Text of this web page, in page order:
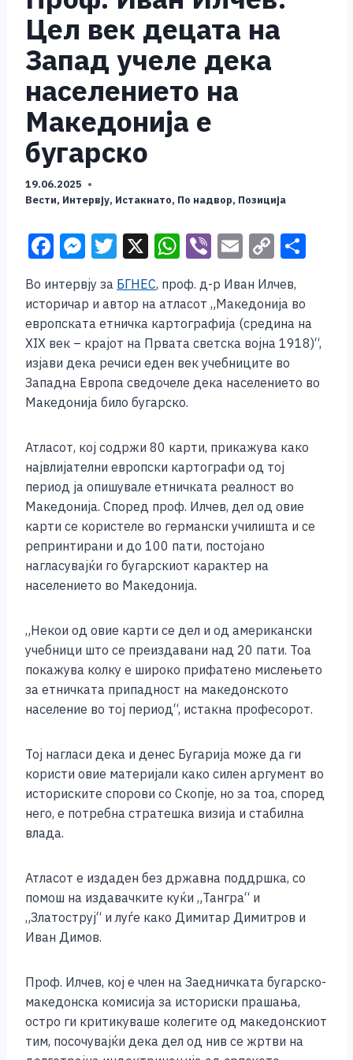
Цел век децата на
Запад учеле дека
населението на
Македонија е
бугарско
19.06.2025
Вести, Интервју, Истакнато, По надвор, Позиција
F
c
e
b
o
o
M
e
ss
e
n
g
er
T
wi
tt
er
X W
h
at
s
A
p
p
Vi
b
er
E
m
ai
l
C
p
y
Li
n
k
e
Во интервју за БГНЕС, проф. д-р Иван Илчев,
историчар и автор на атласот „Македонија во
европската етничка картографија (средина на
XIX век – крајот на Првата светска војна 1918)“,
изјави дека речиси еден век учебниците во
Западна Европа сведочеле дека населението во
Македонија било бугарско.
Атласот, кој содржи 80 карти, прикажува како
највлијателни европски картографи од тој
период ја опишувале етничката реалност во
Македонија. Според проф. Илчев, дел од овие
карти се користеле во германски училишта и се
репринтирани и до 100 пати, постојано
нагласувајќи го бугарскиот карактер на
населението во Македонија.
„Некои од овие карти се дел и од американски
учебници што се преиздавани над 20 пати. Тоа
покажува колку е широко прифатено мислењето
за етничката припадност на македонското
население во тој период“, истакна професорот.
Тој нагласи дека и денес Бугарија може да ги
користи овие материјали како силен аргумент во
историските спорови со Скопје, но за тоа, според
него, е потребна стратешка визија и стабилна
влада.
Атласот е издаден без државна поддршка, со
помош на издавачките куќи „Тангра“ и
„Златоструј“ и луѓе како Димитар Димитров и
Иван Димов.
Проф. Илчев, кој е член на Заедничката бугарско-
македонска комисија за историски прашања,
остро ги критикуваше колегите од македонскиот
тим, посочувајќи дека дел од нив се жртви на